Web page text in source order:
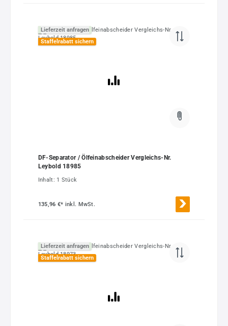
Lieferzeit anfragen
Staffelrabatt sichern
DF-Separator / Ölfeinabscheider Vergleichs-Nr.
Leybold 18985
Inhalt: 1 Stück
135,96 €* inkl. MwSt.
Lieferzeit anfragen
Staffelrabatt sichern